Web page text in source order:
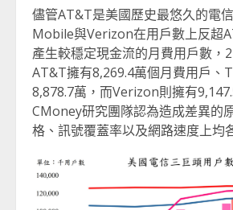
儘管AT&T是美國歷史最悠久的電
Mobile與Verizon在用戶數上反超
產生較穩定現金流的月費用戶數，
AT&T擁有8,269.4萬個月費用戶、
8,878.7萬，而Verizon則擁有
CMoney研究團隊認為造成差異的
格、訊號覆蓋率以及網路速度上均